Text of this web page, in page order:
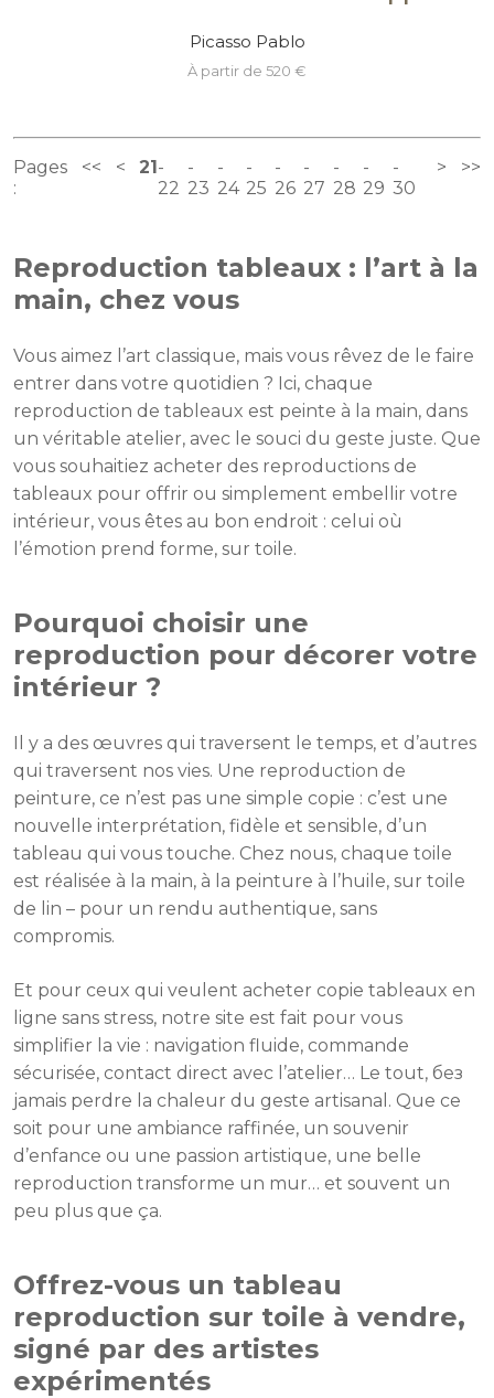
Picasso Pablo
à partir de 520 €
Pages
:
<< <
21
22 23 24 25 26 27 28 29 30
> >>
Reproduction tableaux : l’art à la
main, chez vous
Vous aimez l’art classique, mais vous rêvez de le faire
entrer dans votre quotidien ? Ici, chaque
reproduction de tableaux est peinte à la main, dans
un véritable atelier, avec le souci du geste juste. Que
vous souhaitiez acheter des reproductions de
tableaux pour offrir ou simplement embellir votre
intérieur, vous êtes au bon endroit : celui où
l’émotion prend forme, sur toile.
Pourquoi choisir une
reproduction pour décorer votre
intérieur ?
Il y a des œuvres qui traversent le temps, et d’autres
qui traversent nos vies. Une reproduction de
peinture, ce n’est pas une simple copie : c’est une
nouvelle interprétation, fidèle et sensible, d’un
tableau qui vous touche. Chez nous, chaque toile
est réalisée à la main, à la peinture à l’huile, sur toile
de lin – pour un rendu authentique, sans
compromis.
Et pour ceux qui veulent acheter copie tableaux en
ligne sans stress, notre site est fait pour vous
simplifier la vie : navigation fluide, commande
sécurisée, contact direct avec l’atelier… Le tout, без
jamais perdre la chaleur du geste artisanal. Que ce
soit pour une ambiance raffinée, un souvenir
d’enfance ou une passion artistique, une belle
reproduction transforme un mur… et souvent un
peu plus que ça.
Offrez-vous un tableau
reproduction sur toile à vendre,
signé par des artistes
expérimentés